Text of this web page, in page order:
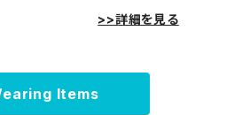
>>詳細を見る
Items